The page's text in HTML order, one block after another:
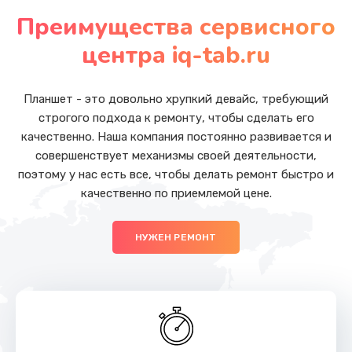
Заказать
от 490 руб.
Заказать
Замена передней камеры
от 490 руб.
Замена полифонического динамика
Замена антенны
Преимущества сервисного
центра iq-tab.ru
Планшет - это довольно хрупкий девайс, требующий
строгого подхода к ремонту, чтобы сделать его
качественно. Наша компания постоянно развивается и
совершенствует механизмы своей деятельности,
поэтому у нас есть все, чтобы делать ремонт быстро и
качественно по приемлемой цене.
НУЖЕН РЕМОНТ